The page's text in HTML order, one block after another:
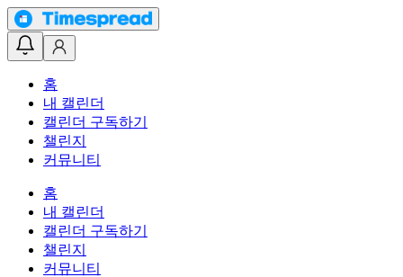
홈
내 캘린더
캘린더 구독하기
챌린지
커뮤니티
홈
내 캘린더
캘린더 구독하기
챌린지
커뮤니티